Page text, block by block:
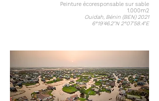
Peinture écoresponsable sur sable
1.000m2
Ouidah, Bénin (BEN) 2021
6°19'46.2"N 2°07'58.4"E